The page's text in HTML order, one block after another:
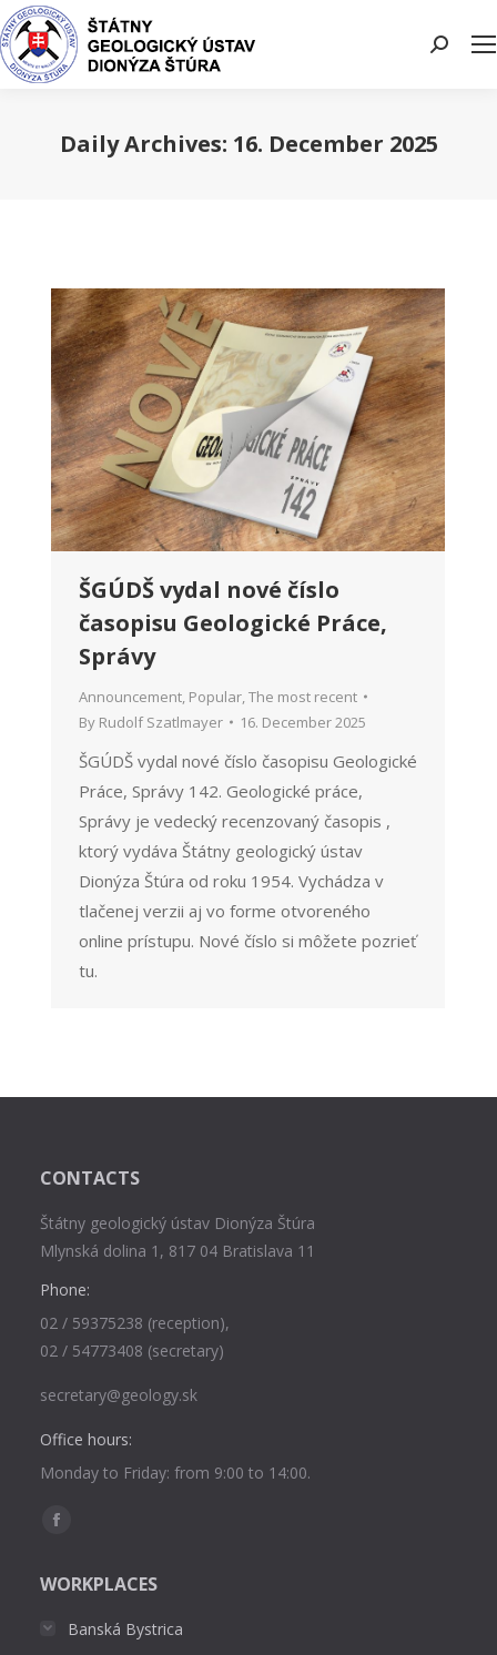
Search:
Daily Archives: 16. December 2025
ŠGÚDŠ vydal nové číslo
časopisu Geologické Práce,
Správy
Announcement, Popular,The most recent
By Rudolf Szatlmayer 16. December 2025
ŠGÚDŠ vydal nové číslo časopisu Geologické
Práce, Správy 142. Geologické práce,
Správy je vedecký recenzovaný časopis ,
ktorý vydáva Štátny geologický ústav
Dionýza Štúra od roku 1954. Vychádza v
tlačenej verzii aj vo forme otvoreného
online prístupu. Nové číslo si môžete pozrieť
tu.
CONTACTS
Štátny geologický ústav Dionýza Štúra
Mlynská dolina 1, 817 04 Bratislava 11
Phone:
02 / 59375238 (reception),
02 / 54773408 (secretary)
secretary@geology.sk
Office hours:
Monday to Friday: from 9:00 to 14:00.
Find us on:
Facebook
opens
WORKPLACES
Banská Bystrica